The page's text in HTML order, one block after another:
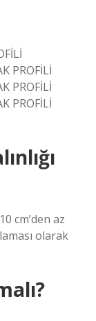
PROFİLİ
PROFİLİ
PROFİLİ
cm’den az
olarak